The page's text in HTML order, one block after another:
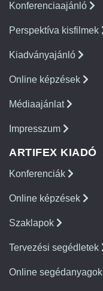
Konferenciaajánló
Perspektíva kisfilmek
Kiadványajánló
Online képzések
Médiaajánlat
Impresszum
ARTIFEX KIADÓ
Konferenciák
Online képzések
Szaklapok
Tervezési segédletek
Online segédanyagok